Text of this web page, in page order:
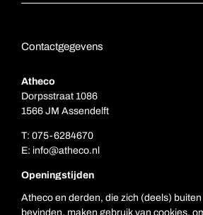
Contactgegevens
Atheco
Dorpsstraat 1086
1566 JM Assendelft
T: 075-6284670
E: info@atheco.nl
Openingstijden
Za: Gesloten
Atheco en derden, die zich (deels) buiten
bevinden, maken gebruik van cookies,